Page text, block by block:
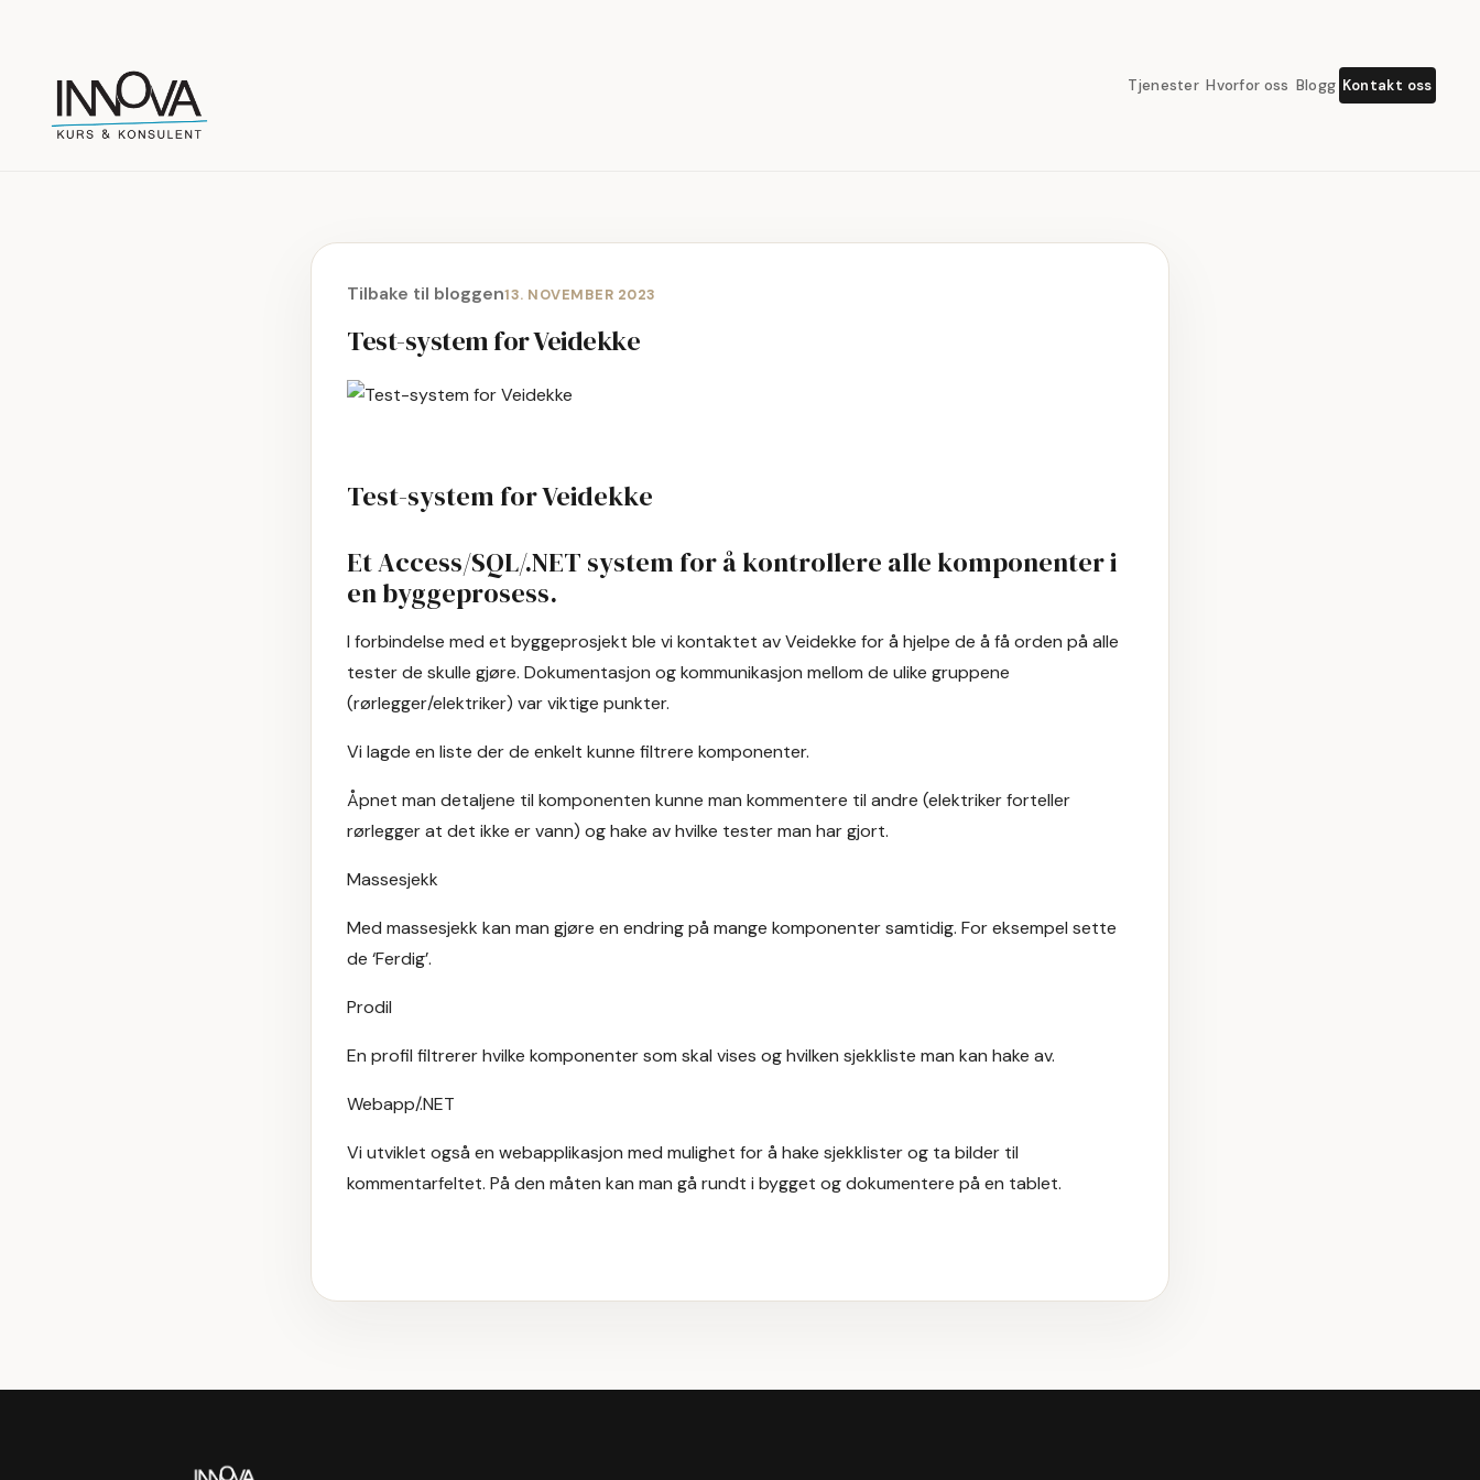
Tjenester Hvorfor oss Blogg Kontakt oss
Tilbake til bloggen13. NOVEMBER 2023
Test-system for Veidekke
Test-system for Veidekke
Et Access/SQL/.NET system for å kontrollere alle komponenter i
en byggeprosess.
I forbindelse med et byggeprosjekt ble vi kontaktet av Veidekke for å hjelpe de å få orden på alle
tester de skulle gjøre. Dokumentasjon og kommunikasjon mellom de ulike gruppene
(rørlegger/elektriker) var viktige punkter.
Vi lagde en liste der de enkelt kunne filtrere komponenter.
Åpnet man detaljene til komponenten kunne man kommentere til andre (elektriker forteller
rørlegger at det ikke er vann) og hake av hvilke tester man har gjort.
Massesjekk
Med massesjekk kan man gjøre en endring på mange komponenter samtidig. For eksempel sette
de ‘Ferdig’.
Prodil
En profil filtrerer hvilke komponenter som skal vises og hvilken sjekkliste man kan hake av.
Webapp/.NET
Vi utviklet også en webapplikasjon med mulighet for å hake sjekklister og ta bilder til
kommentarfeltet. På den måten kan man gå rundt i bygget og dokumentere på en tablet.